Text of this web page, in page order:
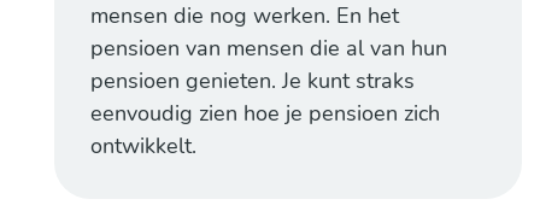
mensen die nog werken. En het
pensioen van mensen die al van hun
pensioen genieten. Je kunt straks
eenvoudig zien hoe je pensioen zich
ontwikkelt.